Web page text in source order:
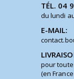
TÉL. 04
du lundi
E-MAIL:
pour toute
(en